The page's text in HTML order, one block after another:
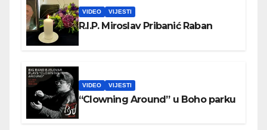
VIDEO VIJESTI
R.I.P. Miroslav Pribanić Raban
VIDEO VIJESTI
“Clowning Around” u Boho parku